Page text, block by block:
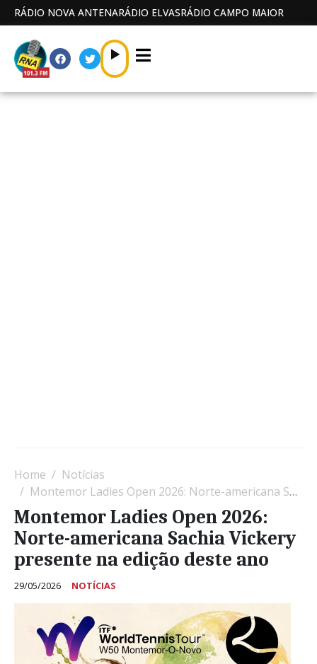
RÁDIO NOVA ANTENARÁDIO ELVASRÁDIO CAMPO MAIOR
Home
Notícias
Montemor Ladies Open 2026: Norte-americana Sachia Vickery presente na edição deste ano
Montemor Ladies Open 2026:
Norte-americana Sachia Vickery
presente na edição deste ano
29/05/2026 NOTÍCIAS